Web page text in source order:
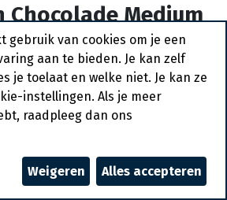
Chocolade Medium
24 x 70 gr
aan
garantie
gebruik van cookies om je een
aan te bieden. Je kan zelf
je toelaat en welke niet. Je kan ze
instellingen. Als je meer
raadpleeg dan ons
Weigeren Alles accepteren